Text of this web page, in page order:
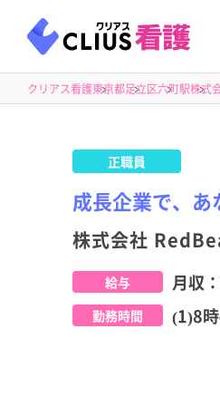
クリアス看護東京都足立区六町駅株式
正職員
成長企業で、
株式会社
給与 月収：
勤務時間 (1)8